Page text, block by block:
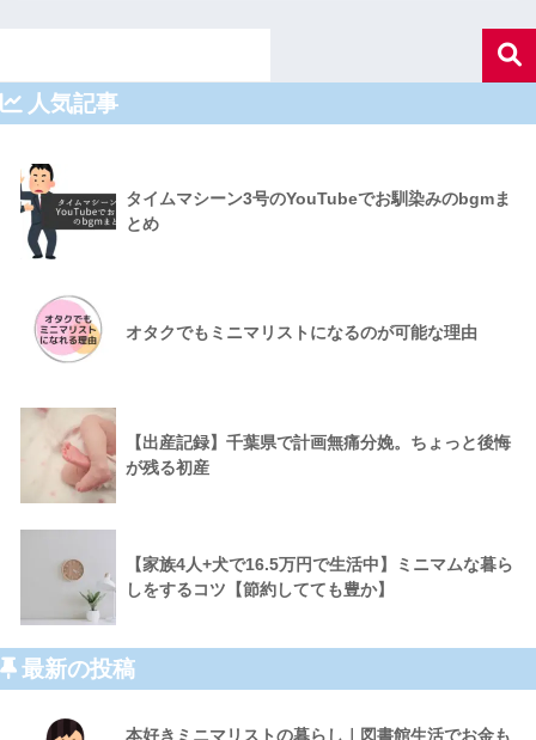
人気記事
タイムマシーン3号のYouTubeでお馴染みのbgmま
とめ
オタクでもミニマリストになるのが可能な理由
【出産記録】千葉県で計画無痛分娩。ちょっと後悔
が残る初産
【家族4人+犬で16.5万円で生活中】ミニマムな暮ら
しをするコツ【節約してても豊か】
最新の投稿
本好きミニマリストの暮らし｜図書館生活でお金も